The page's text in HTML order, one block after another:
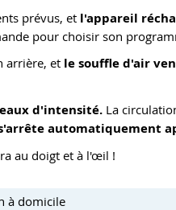
prévus, et l'appareil
pour choisir son
arrière, et le souffle d'air
d'intensité. La
automatiquement
au doigt et à l'œil !
à domicile